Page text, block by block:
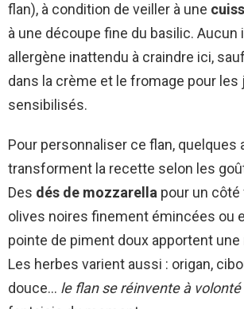
flan), à condition de veiller à une
à une découpe fine du basilic. Aucun
allergène inattendu à craindre ici,
dans la crème et le fromage pour les
sensibilisés.
Pour personnaliser ce flan, quelques
transforment la recette selon les
Des dés de mozzarella pour un côté
olives noires finement émincées ou
pointe de piment doux apportent
Les herbes varient aussi : origan,
douce… le flan se réinvente à volonté